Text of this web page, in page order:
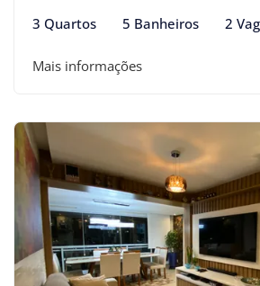
3 Quartos 5 Banheiros 2
Mais informações